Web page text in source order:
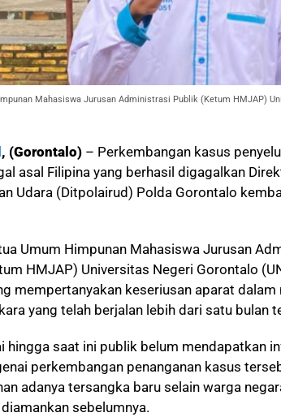
Mahasiswa Jurusan Administrasi Publik (Ketum HMJAP)
, (Gorontalo) – Perkembangan kasus
asal Filipina yang berhasil digagalkan
Udara (Ditpolairud) Polda Gorontalo
Umum Himpunan Mahasiswa Jurusan
HMJAP) Universitas Negeri Gorontalo
mempertanyakan keseriusan aparat dalam
yang telah berjalan lebih dari satu bulan
hingga saat ini publik belum mendapatkan
perkembangan penanganan kasus
adanya tersangka baru selain warga
sebelumnya.